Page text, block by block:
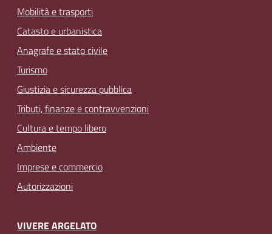
Mobilità e trasporti
Catasto e urbanistica
Anagrafe e stato civile
Turismo
Giustizia e sicurezza pubblica
Tributi, finanze e contravvenzioni
Cultura e tempo libero
Ambiente
Imprese e commercio
Autorizzazioni
VIVERE ARGELATO